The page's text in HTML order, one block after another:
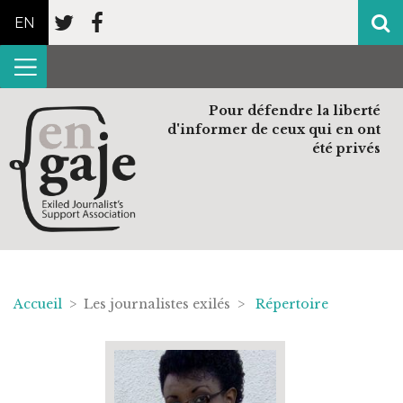
EN
Pour défendre la liberté
d'informer de ceux qui en ont
été privés
Accueil > Les journalistes exilés > Répertoire